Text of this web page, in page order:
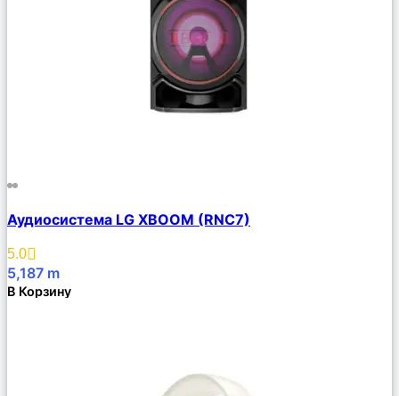
Описание
Избранное
Аудиосистема LG XBOOM (RNC7)
5.0
5,187 m
В Корзину